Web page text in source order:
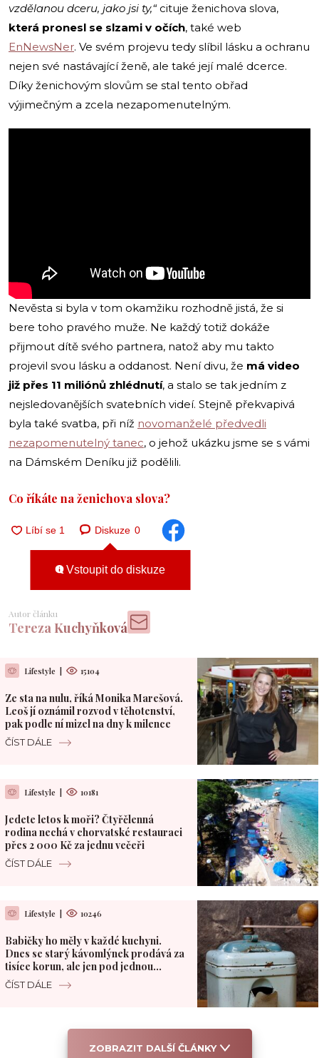
vzdělanou dceru, jako jsi ty,“cituje ženichova slova,
která pronesl se slzami v očích, také web
EnNewsNer. Ve svém projevu tedy slíbil lásku a ochranu
nejen své nastávající ženě, ale také její malé dcerce.
Díky ženichovým slovům se stal tento obřad
výjimečným a zcela nezapomenutelným.
Nevěsta si byla v tom okamžiku rozhodně jistá, že si
bere toho pravého muže. Ne každý totiž dokáže
přijmout dítě svého partnera, natož aby mu takto
projevil svou lásku a oddanost. Není divu, že má video
již přes 11 miliónů zhlédnutí, a stalo se tak jedním z
nejsledovanějších svatebních videí. Stejně překvapivá
byla také svatba, při níž novomanželé předvedli
nezapomenutelný tanec, o jehož ukázku jsme se s vámi
na Dámském Deníku již podělili.
Co říkáte na ženichova slova?
Diskuze 0
Vstoupit do diskuze
Autor článku
Tereza Kuchyňková
Lifestyle 15104
Ze sta na nulu, říká Monika Marešová.
Leoš jí oznámil rozvod v těhotenství,
pak podle ní mizel na dny k milence
ČÍST DÁLE
Lifestyle 10181
Jedete letos k moři? Čtyřčlenná
rodina nechá v chorvatské restauraci
přes 2 000 Kč za jednu večeři
ČÍST DÁLE
Lifestyle 10246
Babičky ho měly v každé kuchyni.
Dnes se starý kávomlýnek prodává za
tisíce korun, ale jen pod jednou
podmínkou
ČÍST DÁLE
ZOBRAZIT DALŠÍ ČLÁNKY